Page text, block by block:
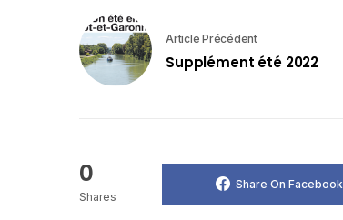
Article Précédent
Supplément été 2022
0
Shares
Share On Facebook